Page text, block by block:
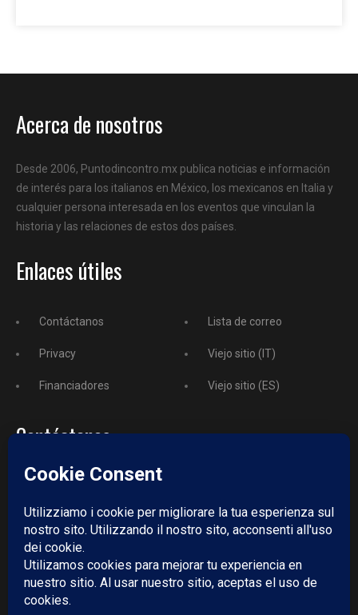
Acerca de nosotros
Desde 2006, Puntodincontro.mx publica noticias e información
de interés para los italianos en México, los mexicanos en Italia y
cualquier persona interesada en los eventos que vinculan la
historia y las relaciones de estos dos países.
Enlaces útiles
Contáctanos
Privacy
Financiadores
Lista de correo
Viejo sitio (IT)
Viejo sitio (ES)
Contáctanos
Teléfono+52 729 243 3743
Email:
redazione@puntodincontro.mx
PUNTODINCONTRO